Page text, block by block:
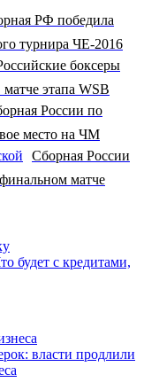
РФ победила
турнира ЧЕ-2016
боксеры
этапа WSB
России по
место на ЧМ
Сборная России
матче
будет с кредитами,
власти продлили